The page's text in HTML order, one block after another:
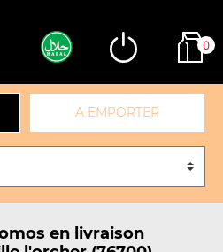
0
A EMPORTER
en livraison